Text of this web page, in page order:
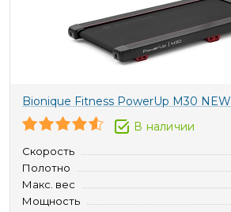
Bionique Fitness PowerUp M30 NEW
В наличии
Скорость
Полотно
Макс. вес
Мощность